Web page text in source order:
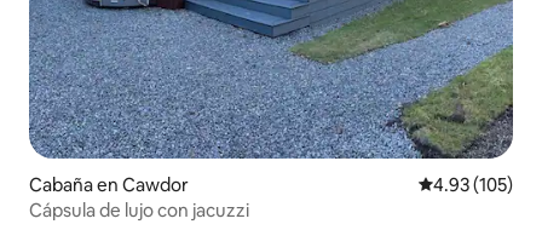
Cabaña en Cawdor Calificación
4.93 (105)
Cápsula de lujo con jacuzzi